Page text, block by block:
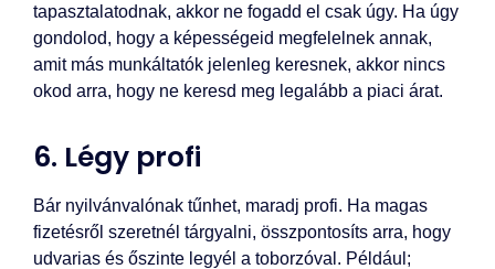
tapasztalatodnak, akkor ne fogadd el csak úgy. Ha úgy
gondolod, hogy a képességeid megfelelnek annak,
amit más munkáltatók jelenleg keresnek, akkor nincs
okod arra, hogy ne keresd meg legalább a piaci árat.
6. Légy profi
Bár nyilvánvalónak tűnhet, maradj profi. Ha magas
fizetésről szeretnél tárgyalni, összpontosíts arra, hogy
udvarias és őszinte legyél a toborzóval. Például;